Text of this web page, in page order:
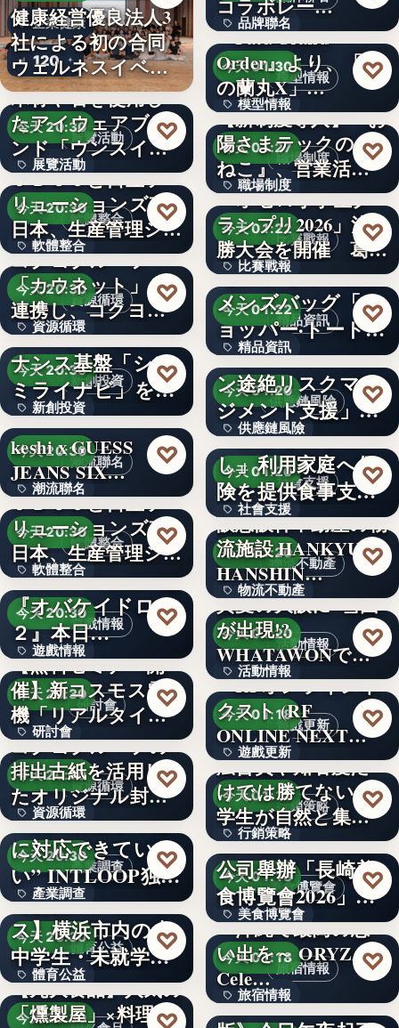
企業健康
120
健康経営優良法人3
社による初の合同
ウェルネスイベン
ト開催
展覽活動
今天 20:30
展覽活動
50
木材や石を使用し
たアイウェアブラ
ンド「ウンスイキ
ョウ」の…
♡
軟體整合
今天 20:30
軟體整合
670
ＪＢＣＣと日立ソ
リューションズ東
日本、生産管理シ
ステム「…
♡
資源循環
今天 20:30
資源循環
50%
コクヨグループ
「カウネット」と
連携し、コクヨグ
ループで排…
♡
新創投資
今天 20:30
新創投資
文字
CINCA、対話ガバ
ナンス基盤「シン
ミライナビ」を開
発す…
♡
潮流聯名
今天 20:30
潮流聯名
65億回
keshi x GUESS
JEANS SIX…
♡
軟體整合
今天 20:30
軟體整合
670
ＪＢＣＣと日立ソ
リューションズ東
日本、生産管理シ
ステム「…
♡
遊戲情報
今天 20:30
遊戲情報
文字
Nitendo Switch™版
『オバケイドロ
２』本日…
♡
研討會
今天 20:30
研討會
1964
【無料セミナー開
催】新コスモス電
機「リアルタイム
モニタと…
♡
資源循環
今天 20:30
資源循環
50%
コクヨグループの
排出古紙を活用し
たオリジナル封筒
を採用
♡
產業調查
今天 20:30
產業調查
文字
“9割の企業が十分
に対応できていな
い” INTLOOP独…
♡
體育公益
今天 20:30
體育公益
文字
【横浜エクセレン
ス】横浜市内の小
中学生・未就学児
対象！「…
♡
今天 20:30
【丸大食品】人気の
「燻製屋」×料理研
♡
品牌聯名
20台
コラボレー…
模型情報
今天 01:30
模型情報
26,180円
『Fate/Grand
Order』より、「謎
の蘭丸X」…
♡
職場制度
今天 01:27
職場制度
3,000万円
【新制度導入】『お
陽さまテックのえ
ねこ』、営業活動
に専念…
♡
比賽戰報
今天 01:22
比賽戰報
439
「オセロ小学生グ
ランプリ2026」決
勝大会を開催 葛
原…
♡
精品資訊
今天 01:22
精品資訊
文字
【ルイ·ヴィトン】
メンズバッグ「シ
ョッパー·トート」
の新…
♡
供應鏈風險
今天 01:20
供應鏈風險
文字
「サプライチェー
ン途絶リスクマネ
ジメント支援」の
第三弾と…
♡
社會支援
今天 01:20
社會支援
文字
「こどもごちめ
し」利用家庭へ保
険を提供食事支援
に加え、も…
♡
物流不動產
今天 01:20
物流不動產
2
阪急阪神不動産の物
流施設 HANKYU
HANSHIN…
♡
活動情報
今天 01:20
活動情報
1,500
真夏の大阪に“雪国”
が出現!?
WHATAWONで夏
限定…
♡
遊戲更新
今天 01:18
遊戲更新
500
『RFオンラインネ
クスト (RF
ONLINE NEXT…
♡
行銷策略
今天 01:18
行銷策略
2,010
広告費や知名度だ
けでは勝てない。
学生が自然と集ま
る「新…
♡
美食博覽會
今天 01:18
美食博覽會
文字
岩田產業股份有限
公司舉辦「長崎美
食博覽會2026」
整合…
♡
旅宿情報
今天 01:18
旅宿情報
～沖縄で最高の思
い出を～ ORYZAE
Cele…
♡
《Lies of P：完整